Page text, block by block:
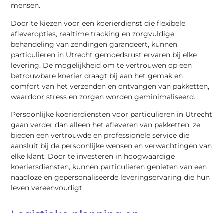
mensen.
Door te kiezen voor een koerierdienst die flexibele
afleveropties, realtime tracking en zorgvuldige
behandeling van zendingen garandeert, kunnen
particulieren in Utrecht gemoedsrust ervaren bij elke
levering. De mogelijkheid om te vertrouwen op een
betrouwbare koerier draagt bij aan het gemak en
comfort van het verzenden en ontvangen van pakketten,
waardoor stress en zorgen worden geminimaliseerd.
Persoonlijke koerierdiensten voor particulieren in Utrecht
gaan verder dan alleen het afleveren van pakketten; ze
bieden een vertrouwde en professionele service die
aansluit bij de persoonlijke wensen en verwachtingen van
elke klant. Door te investeren in hoogwaardige
koeriersdiensten, kunnen particulieren genieten van een
naadloze en gepersonaliseerde leveringservaring die hun
leven vereenvoudigt.